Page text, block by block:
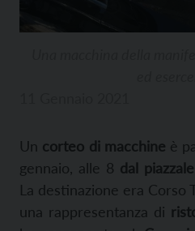
Un corteo di macchine è
gennaio, alle 8 dal piazzale
La destinazione era Corso
una rappresentanza di